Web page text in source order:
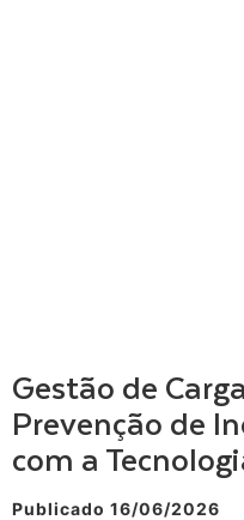
Gestão de
Prevenção de
com a
Publicado 16/06/2026